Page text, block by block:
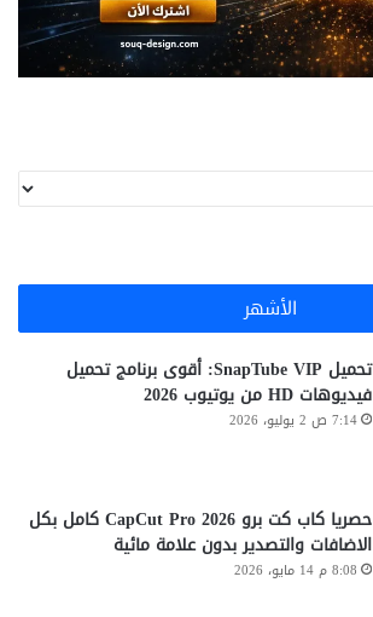
الأشهر
تحميل SnapTube VIP: أقوى برنامج تحميل
فيديوهات HD من يوتيوب 2026
7:14 ص 2 يوليو، 2026
حصريا كاب كت برو CapCut Pro 2026 كامل بكل
الاضافات والتصدير بدون علامة مائية
8:08 م 14 مايو، 2026